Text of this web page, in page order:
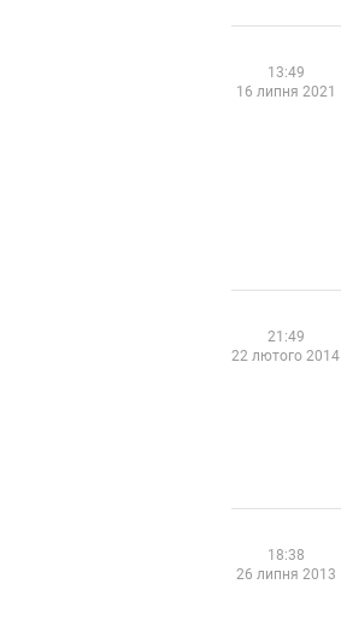
13:49
16 липня 2021
21:49
22 лютого 2014
18:38
26 липня 2013